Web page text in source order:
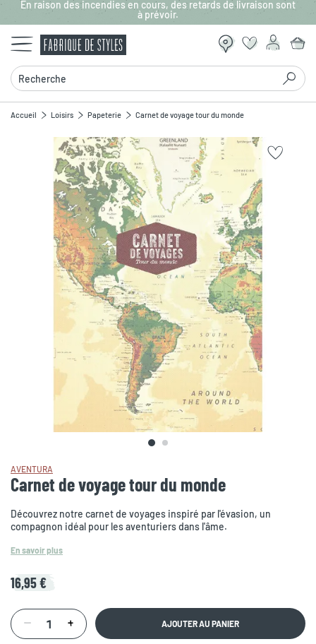
Aller au contenu principal
En raison des incendies en cours, des retards de livraison sont
à prévoir.
Recherche
Accueil Loisirs Papeterie Carnet de voyage tour du monde
Zoomer sur l'image
AVENTURA
Carnet de voyage tour du monde
Découvrez notre carnet de voyages inspiré par l'évasion, un
compagnon idéal pour les aventuriers dans l'âme.
En savoir plus
16,95 €
AJOUTER AU PANIER